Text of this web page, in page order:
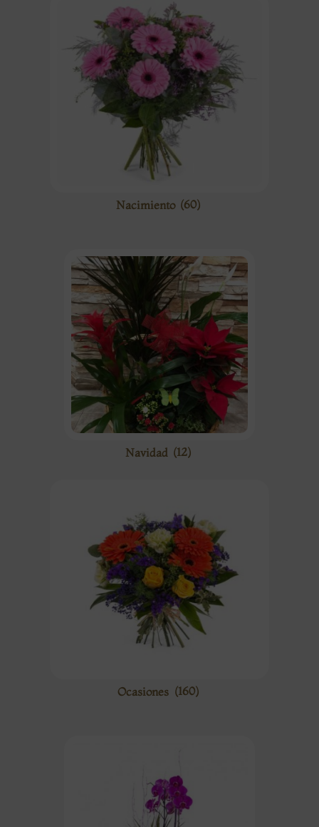
Nacimiento (60)
Navidad (12)
Ocasiones (160)